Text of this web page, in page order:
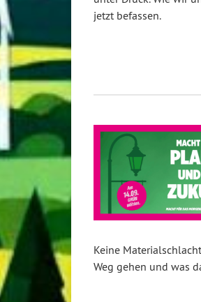
jetzt befassen.
Keine
Weg gehen und was